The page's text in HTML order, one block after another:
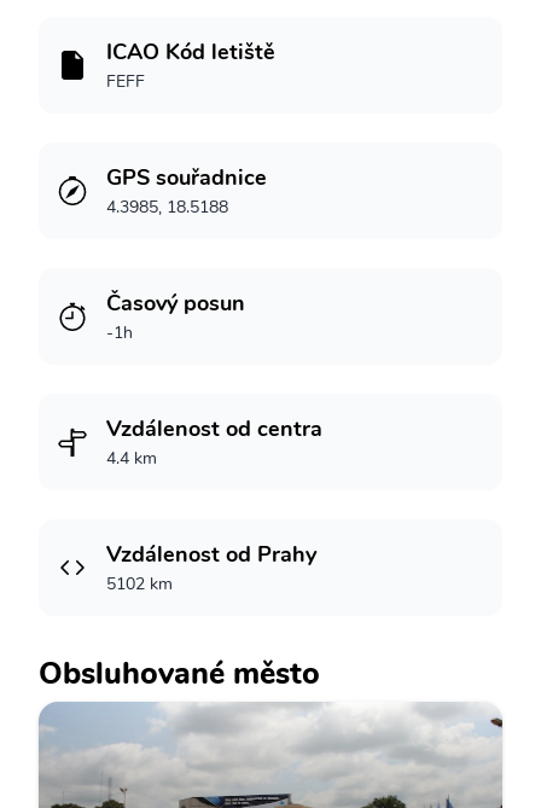
ICAO Kód letiště
FEFF
GPS souřadnice
4.3985, 18.5188
Časový posun
-1h
Vzdálenost od centra
4.4 km
Vzdálenost od Prahy
5102 km
Obsluhované město